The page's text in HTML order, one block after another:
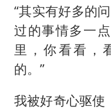
“其实有好多的
过的事情多一
里，你看看，
的。”
我被好奇心驱